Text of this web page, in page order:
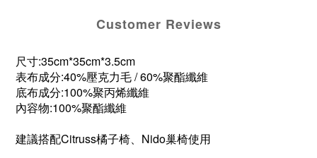
Customer Reviews
尺寸:35cm*35cm*3.5cm
表布成分:40%壓克力毛 / 60%聚酯纖維
底布成分:100%聚丙烯纖維
內容物:100%聚酯纖維
建議搭配Citruss橘子椅、Nido巢椅使用